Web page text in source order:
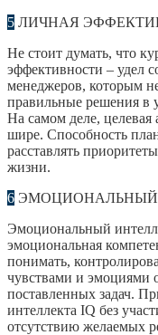
5 ЛИЧНАЯ
Не стоит думать, что
эффективности – удел
менеджеров, которым
правильные решения в
На самом деле, целевая
шире. Способность
расставлять
жизни.
6 ЭМОЦИОНАЛЬНЫЙ
Эмоциональный
эмоциональная
понимать,
чувствами и
поставленных задач.
интеллекта IQ без
отсутствию желаемых